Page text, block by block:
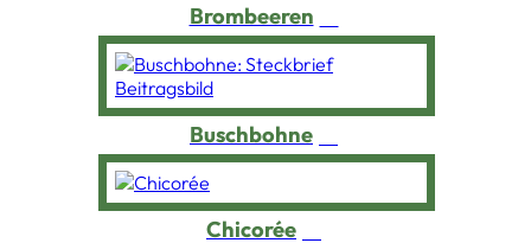
Brombeeren
Buschbohne
Chicorée